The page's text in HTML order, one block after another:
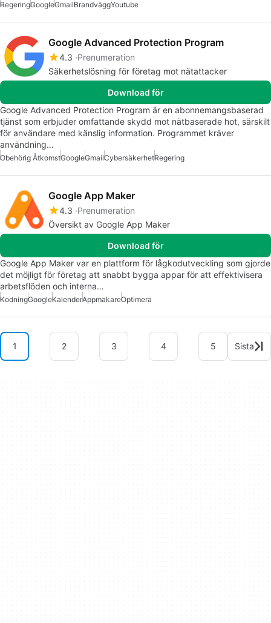
RegeringGoogleGmailBrandväggYoutube
Google Advanced Protection Program
4.3 Prenumeration
Säkerhetslösning för företag mot nätattacker
Download för
Google Advanced Protection Program är en abonnemangsbaserad
tjänst som erbjuder omfattande skydd mot nätbaserade hot, särskilt
för användare med känslig information. Programmet kräver
användning…
Obehörig ÅtkomstGoogleGmailCybersäkerhetRegering
Google App Maker
4.3 Prenumeration
Översikt av Google App Maker
Download för
Google App Maker var en plattform för lågkodutveckling som gjorde
det möjligt för företag att snabbt bygga appar för att effektivisera
arbetsflöden och interna…
KodningGoogleKalenderAppmakareOptimera
1 2 3 4 5 Sista